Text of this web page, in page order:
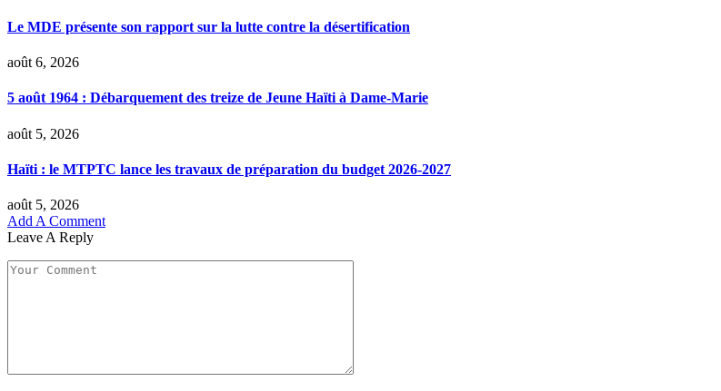
Le MDE présente son rapport sur la lutte contre la désertification
août 6, 2026
5 août 1964 : Débarquement des treize de Jeune Haïti à Dame-Marie
août 5, 2026
Haïti : le MTPTC lance les travaux de préparation du budget 2026-2027
août 5, 2026
Add A Comment
Leave A Reply